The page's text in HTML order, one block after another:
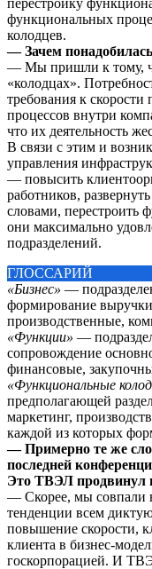
перестройку
функциональных
колодцев.
— Зачем
— Мы пришли к тому,
«колодцах».
требования к
процессов внутри
что их деятельность
В связи с этим и
управления
— повысить
работников,
словами, перестроить
они максимально
подразделений.
ГЛОССАРИЙ
«Бизнес» —
формирование
производственные,
«Функции» —
сопровождение
финансовые,
«Функциональные
предполагающей
маркетинг,
каждой из которых
— Примерно те же
последней
Это ТВЭЛ продвинул
— Скорее, мы совпали
тенденции всем
повышение скорости,
клиента в бизнес-
госкорпорацией. И